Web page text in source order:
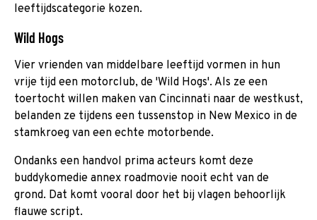
leeftijdscategorie kozen.
Wild Hogs
Vier vrienden van middelbare leeftijd vormen in hun
vrije tijd een motorclub, de 'Wild Hogs'. Als ze een
toertocht willen maken van Cincinnati naar de westkust,
belanden ze tijdens een tussenstop in New Mexico in de
stamkroeg van een echte motorbende.
Ondanks een handvol prima acteurs komt deze
buddykomedie annex roadmovie nooit echt van de
grond. Dat komt vooral door het bij vlagen behoorlijk
flauwe script.